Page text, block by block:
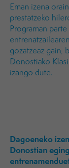
Eman izena
prestatzeko
Programan
gozatzeaz gain,
Donostiako
izango dute.
Dagoeneko
Donostian